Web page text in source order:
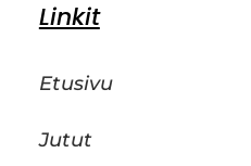
Linkit
Etusivu
Jutut